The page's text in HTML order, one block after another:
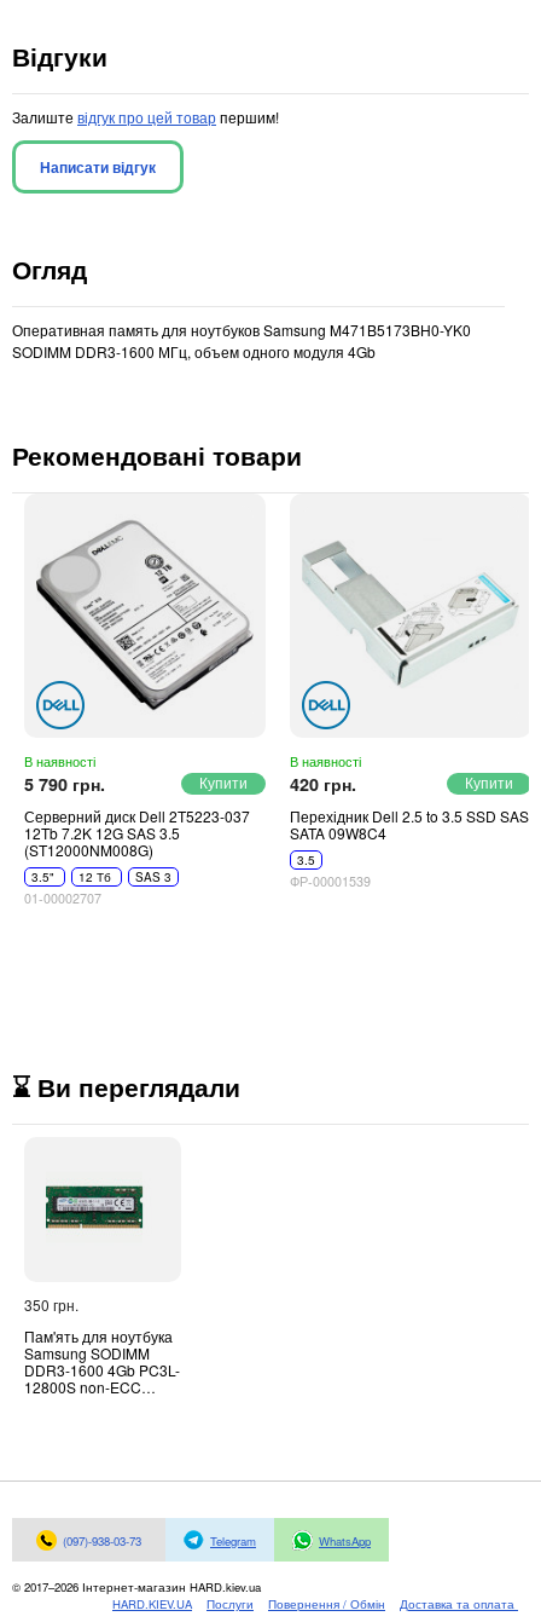
Відгуки
Залиште відгук про цей товарпершим!
Написати відгук
Огляд
Оперативная память для ноутбуков Samsung M471B5173BH0-YK0
SODIMM DDR3-1600 МГц, объем одного модуля 4Gb
Рекомендовані товари
В наявності
5 790 грн.
Серверний диск Dell 2T5223-037
12Tb 7.2K 12G SAS 3.5
(ST12000NM008G)
3.5" 12 Тб SAS 3
01-00002707
В наявності
420 грн.
Перехідник Dell 2.5 to 3.5 SSD SAS
SATA 09W8C4
3.5
ФР-00001539
⌛ Ви переглядали
350 грн.
Пам'ять для ноутбука
Samsung SODIMM
DDR3-1600 4Gb PC3L-
12800S non-ECC
(097)-938-03-73 Telegram WhatsApp
© 2017–2026 Інтернет-магазин HARD.kiev.ua
HARD.KIEV.UA
Послуги Повернення / Обмін Доставка та оплата